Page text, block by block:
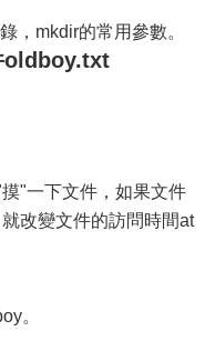
，mkdir的常用參數。
oldboy.txt
"一下文件，如果文件
改變文件的訪問時間at
。